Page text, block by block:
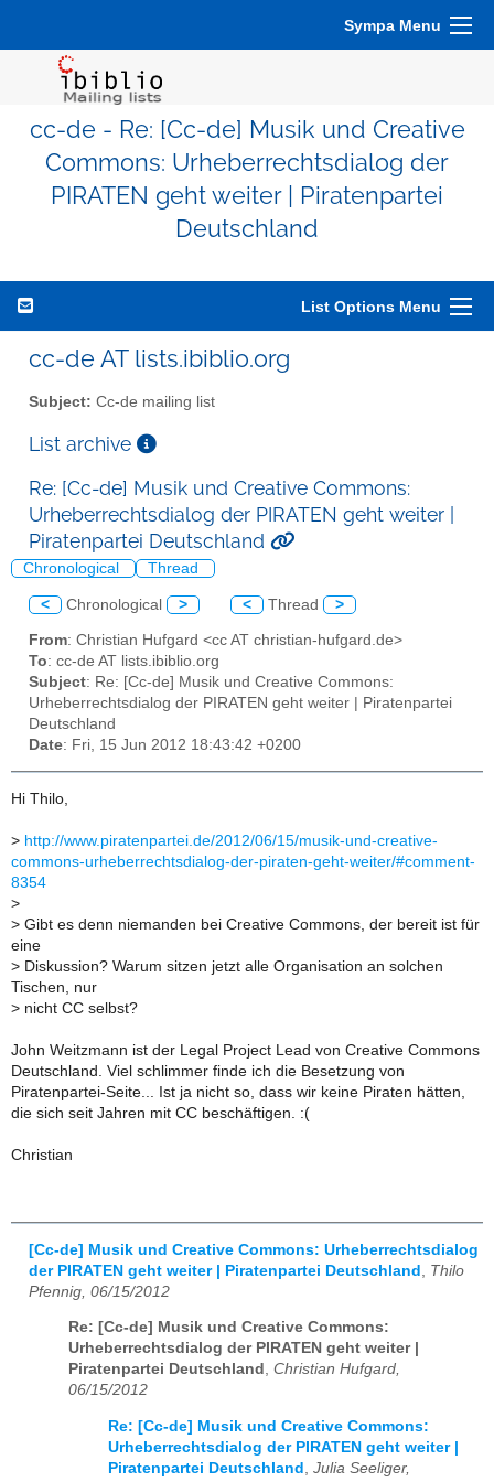
Sympa Menu
cc-de - Re: [Cc-de] Musik und Creative
Commons: Urheberrechtsdialog der
PIRATEN geht weiter | Piratenpartei
Deutschland
List Options Menu
cc-de AT lists.ibiblio.org
Subject: Cc-de mailing list
List archive
Re: [Cc-de] Musik und Creative Commons:
Urheberrechtsdialog der PIRATEN geht weiter |
Piratenpartei Deutschland
Chronological Thread
< Chronological > < Thread >
From: Christian Hufgard <cc AT christian-hufgard.de>
To: cc-de AT lists.ibiblio.org
Subject: Re: [Cc-de] Musik und Creative Commons:
Urheberrechtsdialog der PIRATEN geht weiter | Piratenpartei
Deutschland
Date: Fri, 15 Jun 2012 18:43:42 +0200
Hi Thilo,
> http://www.piratenpartei.de/2012/06/15/musik-und-creative-
commons-urheberrechtsdialog-der-piraten-geht-weiter/#comment-
8354
>
> Gibt es denn niemanden bei Creative Commons, der bereit ist für
eine
> Diskussion? Warum sitzen jetzt alle Organisation an solchen
Tischen, nur
> nicht CC selbst?
John Weitzmann ist der Legal Project Lead von Creative Commons
Deutschland. Viel schlimmer finde ich die Besetzung von
Piratenpartei-Seite... Ist ja nicht so, dass wir keine Piraten hätten,
die sich seit Jahren mit CC beschäftigen. :(
Christian
[Cc-de] Musik und Creative Commons: Urheberrechtsdialog
der PIRATEN geht weiter | Piratenpartei Deutschland
Thilo
Pfennig, 06/15/2012
Re: [Cc-de] Musik und Creative Commons:
Urheberrechtsdialog der PIRATEN geht weiter |
Piratenpartei Deutschland , Christian Hufgard,
06/15/2012
Re: [Cc-de] Musik und Creative Commons:
Urheberrechtsdialog der PIRATEN geht weiter |
Piratenpartei Deutschland
Julia Seeliger,